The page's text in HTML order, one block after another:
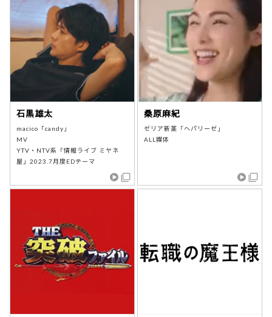
石黒雄太
macico「candy」
MV
YTV・NTV系「情報ライブ ミヤネ
屋」2023.7月度EDテーマ
桑原麻紀
ゼリア新薬「ヘパリーゼ」
ALL媒体